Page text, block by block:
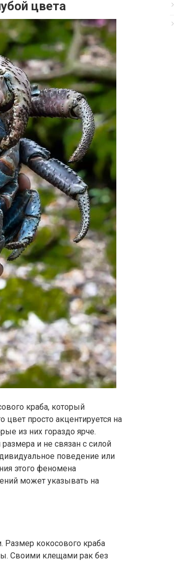
цвета
краба, который
цвет просто акцентируется на
из них гораздо ярче.
и не связан с силой
поведение или
этого феномена
может указывать на
Размер кокосового краба
Своими клещами рак без